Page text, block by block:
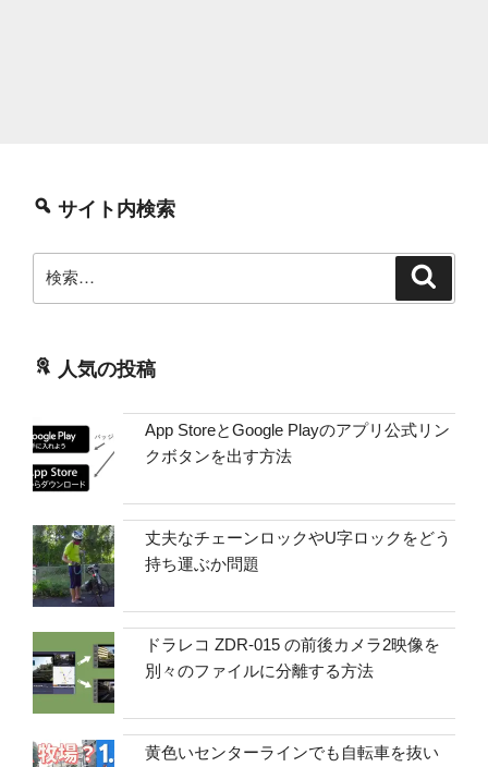
サイト内検索
索:
人気の投稿
App StoreとGoogle Playのアプリ公式リン
クボタンを出す方法
丈夫なチェーンロックやU字ロックをどう
持ち運ぶか問題
ドラレコ ZDR-015 の前後カメラ2映像を
別々のファイルに分離する方法
黄色いセンターラインでも自転車を抜い